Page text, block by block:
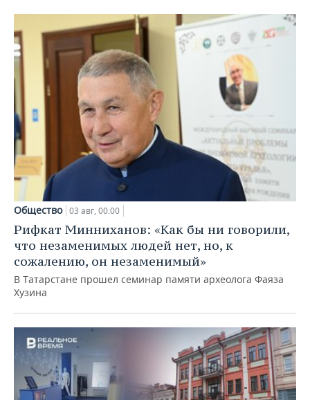
Общество 03 авг, 00:00
Рифкат Минниханов: «Как бы ни говорили,
что незаменимых людей нет, но, к
сожалению, он незаменимый»
В Татарстане прошел семинар памяти археолога Фаяза
Хузина